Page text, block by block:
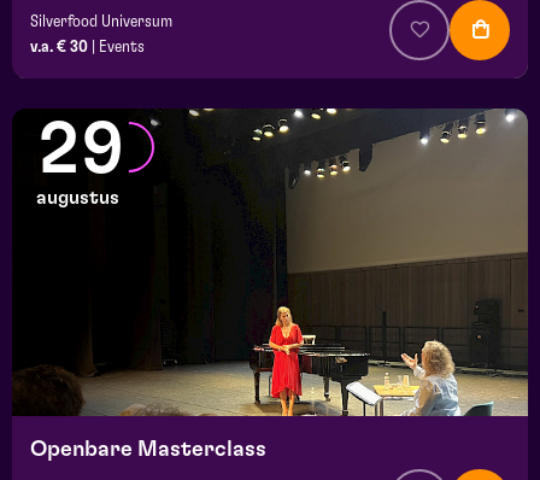
Silverfood Universum
v.a. € 30
Events
29
augustus
Openbare Masterclass